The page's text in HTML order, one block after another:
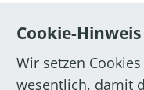
Cookie-Hinweis
Wir setzen
wesentlich, damit